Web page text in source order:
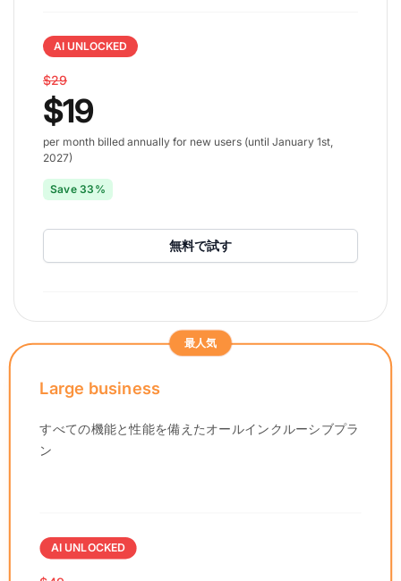
AI UNLOCKED
$29
$19
per month billed annually for new users (until January 1st,
2027)
Save 33%
無料で試す
最人気
Large business
すべての機能と性能を備えたオールインクルーシブプラ
ン
AI UNLOCKED